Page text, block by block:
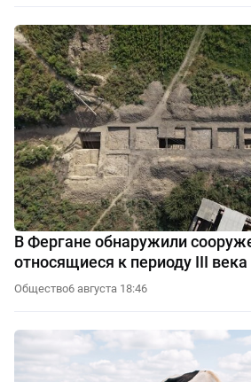
В Фергане обнаружили
относящиеся к периоду III века
Общество6 августа 18:46